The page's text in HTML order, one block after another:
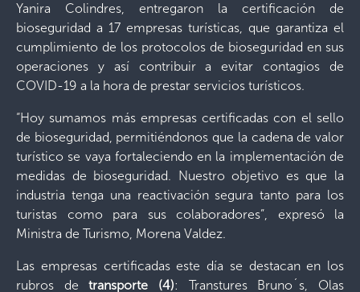
Yanira Colindres, entregaron la certificación de
bioseguridad a 17 empresas turísticas, que garantiza el
cumplimiento de los protocolos de bioseguridad en sus
operaciones y así contribuir a evitar contagios de
COVID-19 a la hora de prestar servicios turísticos.
“Hoy sumamos más empresas certificadas con el sello
de bioseguridad, permitiéndonos que la cadena de valor
turístico se vaya fortaleciendo en la implementación de
medidas de bioseguridad. Nuestro objetivo es que la
industria tenga una reactivación segura tanto para los
turistas como para sus colaboradores”, expresó la
Ministra de Turismo, Morena Valdez.
Las empresas certificadas este día se destacan en los
rubros detransporte (4): Transtures Bruno´s, Olas